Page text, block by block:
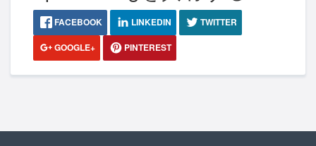
FACEBOOK LINKEDIN
TWITTER
GOOGLE+
PINTEREST